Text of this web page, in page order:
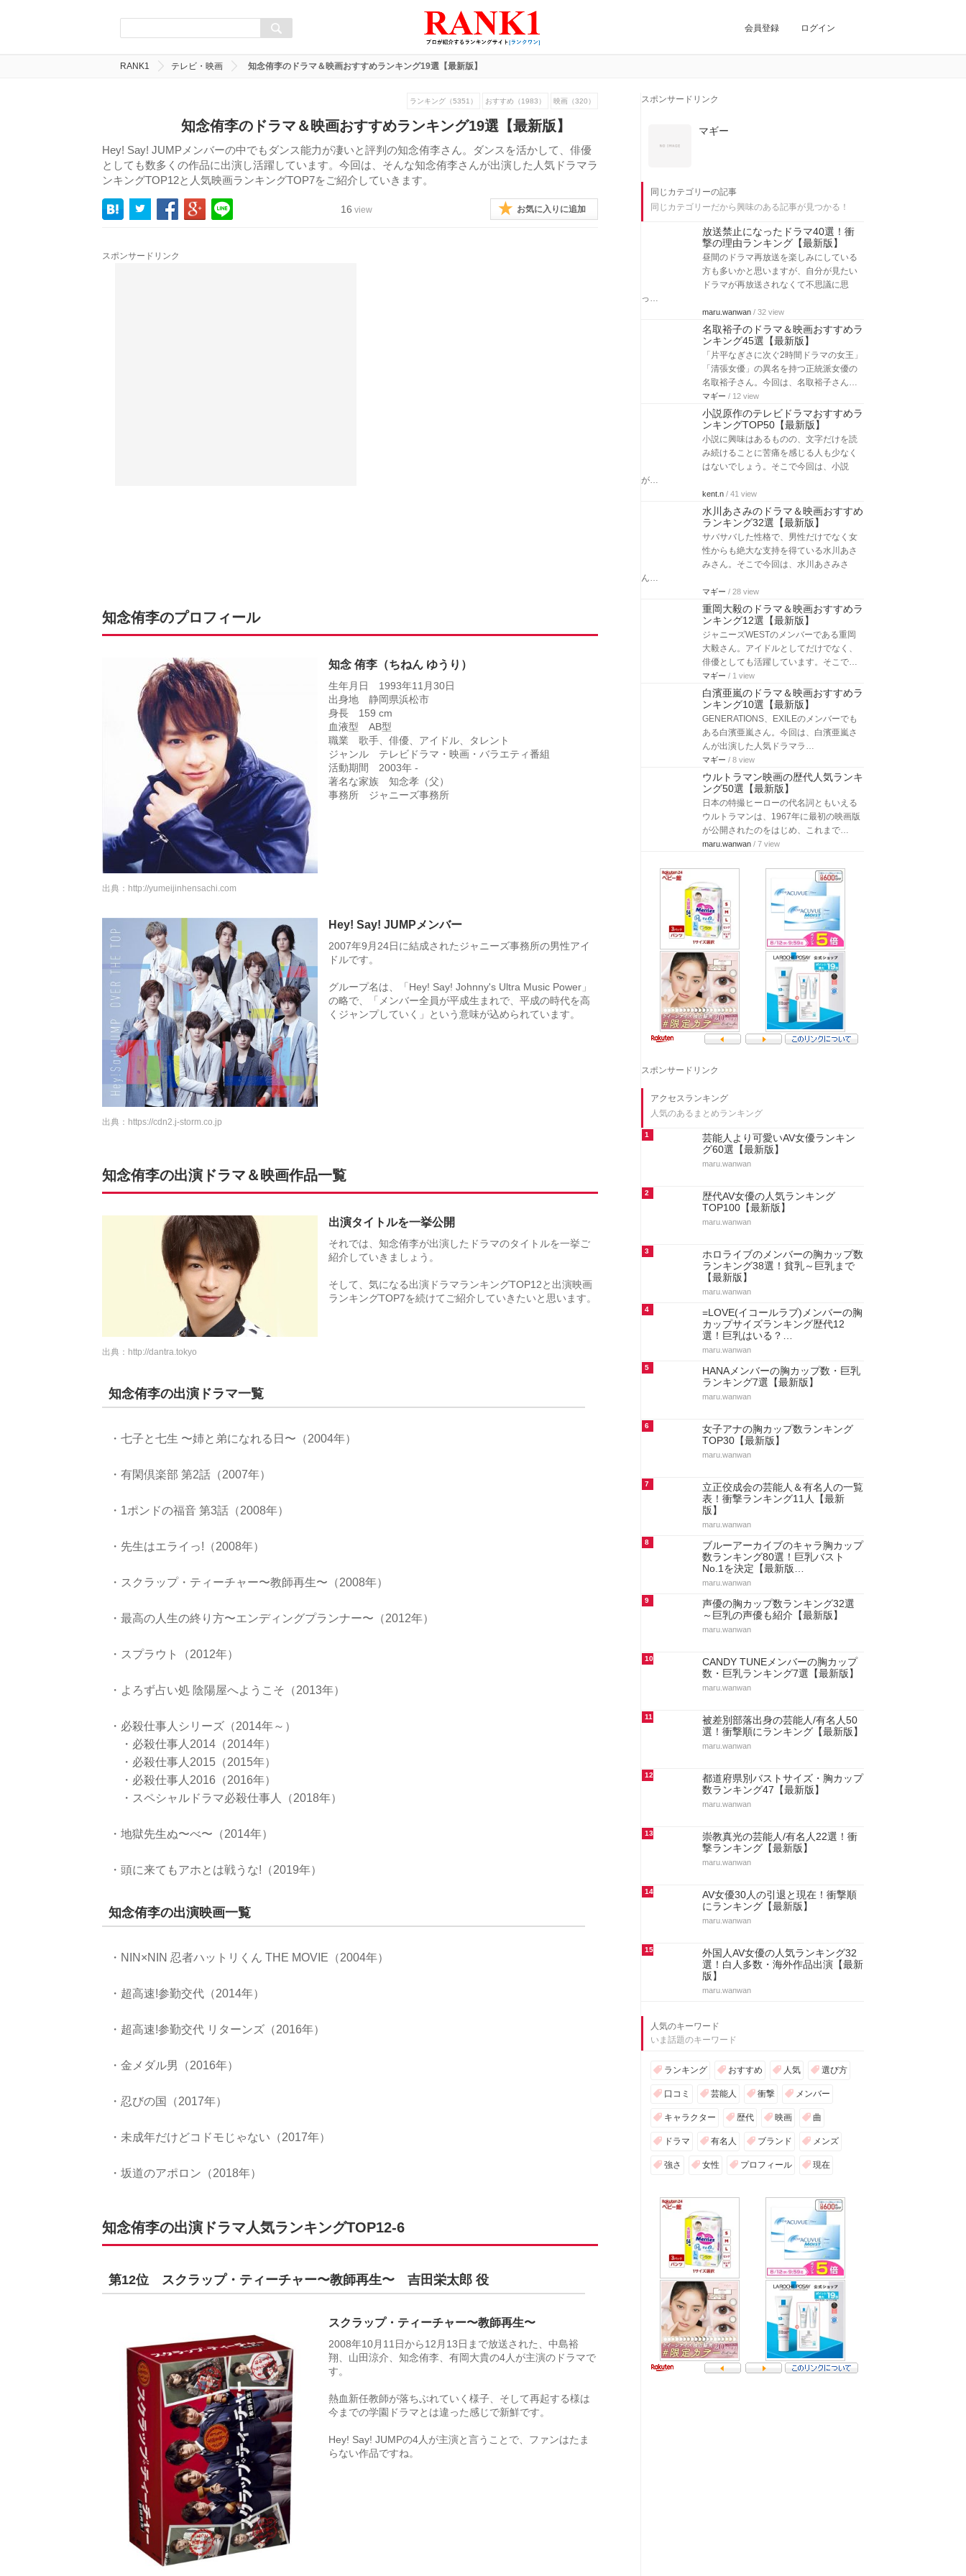
会員登録 ログイン
RANK1 テレビ・映画 知念侑李のドラマ＆映画おすすめランキング19選【最新版】
ランキング（5351） おすすめ（1983） 映画（320）
知念侑李のドラマ＆映画おすすめランキング19選【最新版】
Hey! Say! JUMPメンバーの中でもダンス能力が凄いと評判の知念侑李さん。ダンスを活かして、俳優
としても数多くの作品に出演し活躍しています。今回は、そんな知念侑李さんが出演した人気ドラマラ
ンキングTOP12と人気映画ランキングTOP7をご紹介していきます。
16 view お気に入りに追加
スポンサードリンク
知念侑李のプロフィール
知念 侑李（ちねん ゆうり）
生年月日 1993年11月30日
出身地 静岡県浜松市
身長 159 cm
血液型 AB型
職業 歌手、俳優、アイドル、タレント
ジャンル テレビドラマ・映画・バラエティ番組
活動期間 2003年 -
著名な家族 知念孝（父）
事務所 ジャニーズ事務所
出典： http://yumeijinhensachi.com
Hey! Say! JUMPメンバー
2007年9月24日に結成されたジャニーズ事務所の男性アイ
ドルです。
グループ名は、「Hey! Say! Johnny's Ultra Music Power」
の略で、「メンバー全員が平成生まれで、平成の時代を高
くジャンプしていく」という意味が込められています。
出典： https://cdn2.j-storm.co.jp
知念侑李の出演ドラマ＆映画作品一覧
出演タイトルを一挙公開
それでは、知念侑李が出演したドラマのタイトルを一挙ご
紹介していきましょう。
そして、気になる出演ドラマランキングTOP12と出演映画
ランキングTOP7を続けてご紹介していきたいと思います。
出典： http://dantra.tokyo
知念侑李の出演ドラマ一覧
・七子と七生 〜姉と弟になれる日〜（2004年）
・有閑倶楽部 第2話（2007年）
・1ポンドの福音 第3話（2008年）
・先生はエライっ!（2008年）
・スクラップ・ティーチャー〜教師再生〜（2008年）
・最高の人生の終り方〜エンディングプランナー〜（2012年）
・スプラウト（2012年）
・よろず占い処 陰陽屋へようこそ（2013年）
・必殺仕事人シリーズ（2014年～）
・必殺仕事人2014（2014年）
・必殺仕事人2015（2015年）
・必殺仕事人2016（2016年）
・スペシャルドラマ必殺仕事人（2018年）
・地獄先生ぬ〜べ〜（2014年）
・頭に来てもアホとは戦うな!（2019年）
知念侑李の出演映画一覧
・NIN×NIN 忍者ハットリくん THE MOVIE（2004年）
・超高速!参勤交代（2014年）
・超高速!参勤交代 リターンズ（2016年）
・金メダル男（2016年）
・忍びの国（2017年）
・未成年だけどコドモじゃない（2017年）
・坂道のアポロン（2018年）
知念侑李の出演ドラマ人気ランキングTOP12-6
第12位 スクラップ・ティーチャー〜教師再生〜 吉田栄太郎 役
スクラップ・ティーチャー〜教師再生〜
2008年10月11日から12月13日まで放送された、中島裕
翔、山田涼介、知念侑李、有岡大貴の4人が主演のドラマで
す。
熱血新任教師が落ちぶれていく様子、そして再起する様は
今までの学園ドラマとは違った感じで新鮮です。
Hey! Say! JUMPの4人が主演と言うことで、ファンはたま
らない作品ですね。
スポンサードリンク
マギー
同じカテゴリーの記事
同じカテゴリーだから興味のある記事が見つかる！
放送禁止になったドラマ40選！衝
撃の理由ランキング【最新版】
昼間のドラマ再放送を楽しみにしている
方も多いかと思いますが、自分が見たい
ドラマが再放送されなくて不思議に思
っ…
maru.wanwan / 32 view
名取裕子のドラマ＆映画おすすめラ
ンキング45選【最新版】
「片平なぎさに次ぐ2時間ドラマの女王」
「清張女優」の異名を持つ正統派女優の
名取裕子さん。今回は、名取裕子さん…
マギー / 12 view
小説原作のテレビドラマおすすめラ
ンキングTOP50【最新版】
小説に興味はあるものの、文字だけを読
み続けることに苦痛を感じる人も少なく
はないでしょう。そこで今回は、小説
が…
kent.n / 41 view
水川あさみのドラマ＆映画おすすめ
ランキング32選【最新版】
サバサバした性格で、男性だけでなく女
性からも絶大な支持を得ている水川あさ
みさん。そこで今回は、水川あさみさ
ん…
マギー / 28 view
重岡大毅のドラマ＆映画おすすめラ
ンキング12選【最新版】
ジャニーズWESTのメンバーである重岡
大毅さん。アイドルとしてだけでなく、
俳優としても活躍しています。そこで…
マギー / 1 view
白濱亜嵐のドラマ＆映画おすすめラ
ンキング10選【最新版】
GENERATIONS、EXILEのメンバーでも
ある白濱亜嵐さん。今回は、白濱亜嵐さ
んが出演した人気ドラマラ…
マギー / 8 view
ウルトラマン映画の歴代人気ランキ
ング50選【最新版】
日本の特撮ヒーローの代名詞ともいえる
ウルトラマンは、1967年に最初の映画版
が公開されたのをはじめ、これまで…
maru.wanwan / 7 view
スポンサードリンク
アクセスランキング
人気のあるまとめランキング
1
芸能人より可愛いAV女優ランキン
グ60選【最新版】
maru.wanwan
2
歴代AV女優の人気ランキング
TOP100【最新版】
maru.wanwan
3
ホロライブのメンバーの胸カップ数
ランキング38選！貧乳～巨乳まで
【最新版】
maru.wanwan
4
=LOVE(イコールラブ)メンバーの胸
カップサイズランキング歴代12
選！巨乳はいる？…
maru.wanwan
5
HANAメンバーの胸カップ数・巨乳
ランキング7選【最新版】
maru.wanwan
6
女子アナの胸カップ数ランキング
TOP30【最新版】
maru.wanwan
7
立正佼成会の芸能人＆有名人の一覧
表！衝撃ランキング11人【最新
版】
maru.wanwan
8
ブルーアーカイブのキャラ胸カップ
数ランキング80選！巨乳バスト
No.1を決定【最新版…
maru.wanwan
9
声優の胸カップ数ランキング32選
～巨乳の声優も紹介【最新版】
maru.wanwan
10
CANDY TUNEメンバーの胸カップ
数・巨乳ランキング7選【最新版】
maru.wanwan
11
被差別部落出身の芸能人/有名人50
選！衝撃順にランキング【最新版】
maru.wanwan
12
都道府県別バストサイズ・胸カップ
数ランキング47【最新版】
maru.wanwan
13
崇教真光の芸能人/有名人22選！衝
撃ランキング【最新版】
maru.wanwan
14
AV女優30人の引退と現在！衝撃順
にランキング【最新版】
maru.wanwan
15
外国人AV女優の人気ランキング32
選！白人多数・海外作品出演【最新
版】
maru.wanwan
人気のキーワード
いま話題のキーワード
ランキング おすすめ 人気 選び方
口コミ 芸能人 衝撃 メンバー
キャラクター 歴代 映画 曲
ドラマ 有名人 ブランド メンズ
強さ 女性 プロフィール 現在